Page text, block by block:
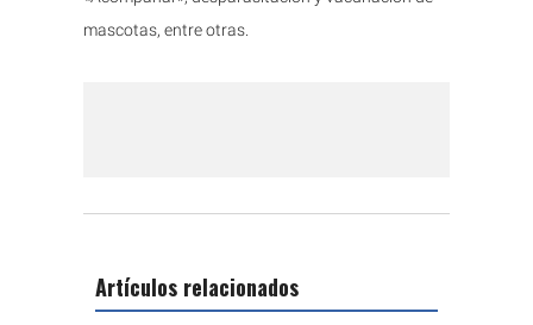
mascotas, entre otras.
Artículos relacionados